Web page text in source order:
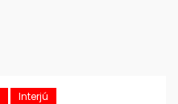
Interjú